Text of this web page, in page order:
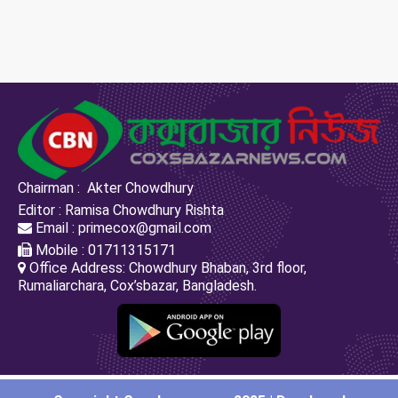
Chairman : Akter Chowdhury
Editor : Ramisa Chowdhury Rishta
Email : primecox@gmail.com
Mobile : 01711315171
Office Address: Chowdhury Bhaban, 3rd floor,
Rumaliarchara, Cox’sbazar, Bangladesh.